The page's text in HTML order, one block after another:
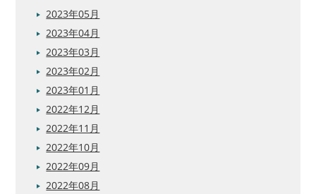
2023年05月
2023年04月
2023年03月
2023年02月
2023年01月
2022年12月
2022年11月
2022年10月
2022年09月
2022年08月